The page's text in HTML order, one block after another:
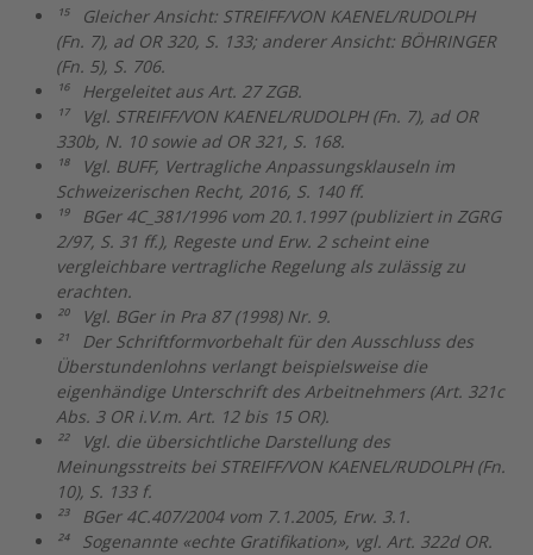
¹⁵
Gleicher Ansicht: STREIFF/VON KAENEL/RUDOLPH
(Fn. 7), ad OR 320, S. 133; anderer Ansicht: BÖHRINGER
(Fn. 5), S. 706.
¹⁶Hergeleitet aus Art. 27 ZGB.
¹⁷
Vgl. STREIFF/VON KAENEL/RUDOLPH (Fn. 7), ad OR
330b, N. 10 sowie ad OR 321, S. 168.
¹⁸Vgl. BUFF, Vertragliche Anpassungsklauseln im
Schweizerischen Recht, 2016, S. 140 ff.
¹⁹BGer 4C_381/1996 vom 20.1.1997 (publiziert in ZGRG
2/97, S. 31 ff.), Regeste und Erw. 2 scheint eine
vergleichbare vertragliche Regelung als zulässig zu
erachten.
²⁰Vgl. BGer in Pra 87 (1998) Nr. 9.
²¹Der Schriftformvorbehalt für den Ausschluss des
Überstundenlohns verlangt beispielsweise die
eigenhändige Unterschrift des Arbeitnehmers (Art. 321c
Abs. 3 OR i.V.m. Art. 12 bis 15 OR).
²²Vgl. die übersichtliche Darstellung des
Meinungsstreits bei STREIFF/VON KAENEL/RUDOLPH (Fn.
10), S. 133 f.
²³BGer 4C.407/2004 vom 7.1.2005, Erw. 3.1.
²⁴Sogenannte «echte Gratifikation», vgl. Art. 322d OR.